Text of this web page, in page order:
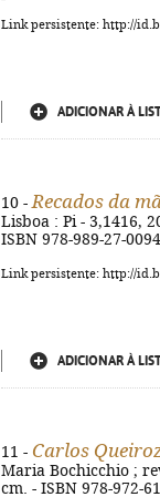
Link persistente: http://
ADICIONAR À
10 - Recados da
Lisboa : Pi - 3,1416,
ISBN 978-989-27-
Link persistente: http://
ADICIONAR À
11 - Carlos
Maria Bochicchio ;
cm. - ISBN 978-972-